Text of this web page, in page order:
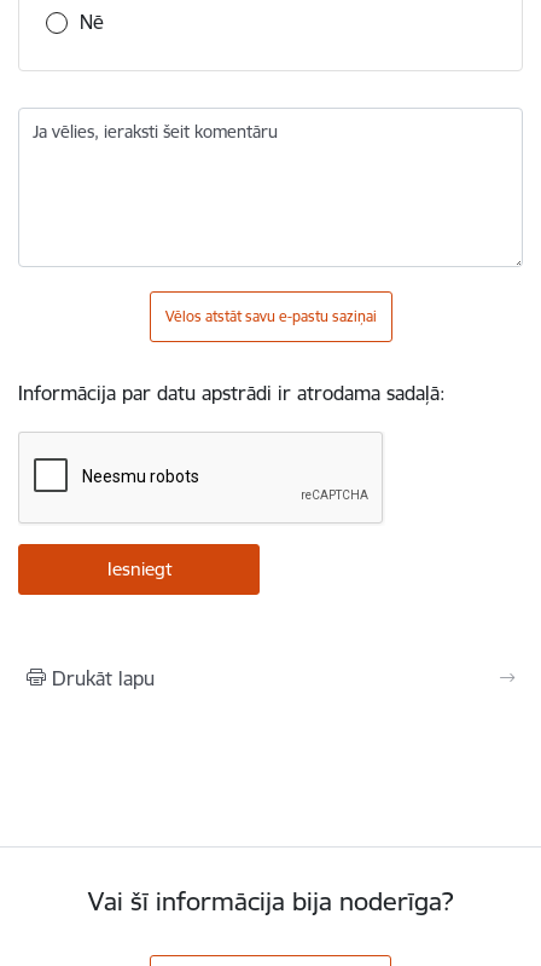
Nē
Ja vēlies, ieraksti šeit komentāru
Vēlos atstāt savu e-pastu saziņai
Informācija par datu apstrādi ir atrodama sadaļā:
Drukāt lapu
Vai šī informācija bija noderīga?